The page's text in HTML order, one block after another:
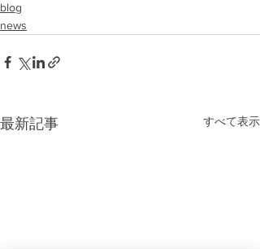
blog
news
最新記事 すべて表示